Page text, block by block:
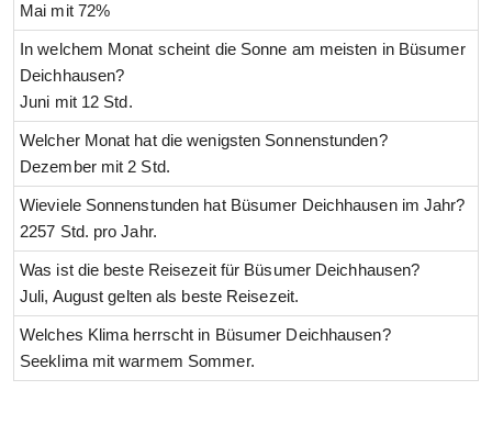
Mai mit 72%
In welchem Monat scheint die Sonne am meisten in Büsumer
Deichhausen?
Juni mit 12 Std.
Welcher Monat hat die wenigsten Sonnenstunden?
Dezember mit 2 Std.
Wieviele Sonnenstunden hat Büsumer Deichhausen im Jahr?
2257 Std. pro Jahr.
Was ist die beste Reisezeit für Büsumer Deichhausen?
Juli, August gelten als beste Reisezeit.
Welches Klima herrscht in Büsumer Deichhausen?
Seeklima mit warmem Sommer.